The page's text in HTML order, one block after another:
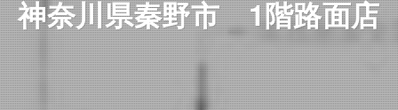
神奈川県秦野市 1階路面店